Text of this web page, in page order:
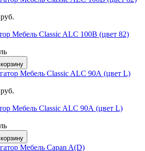
Мебель Classic ALC 100В (цвет 82)
Мебель Classic ALC 90А (цвет L)